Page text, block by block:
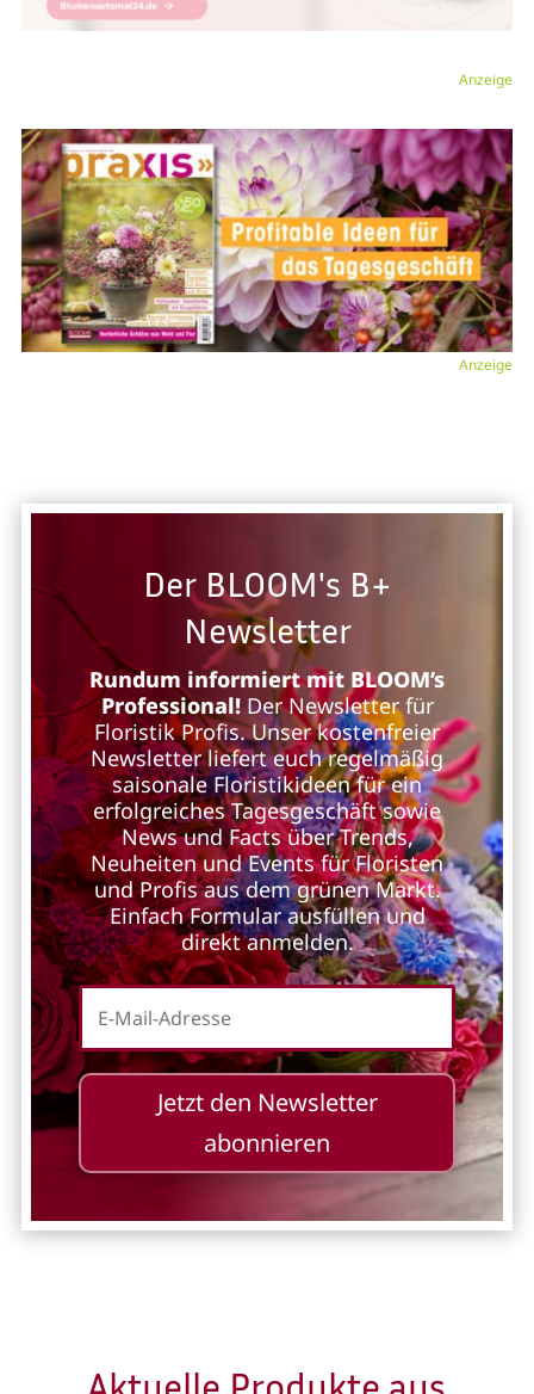
Anzeige
Anzeige
Der BLOOM's B+
Newsletter
Rundum informiert mit BLOOM’s
Professional!Der Newsletter für
Floristik Profis. Unser kostenfreier
Newsletter liefert euch regelmäßig
saisonale Floristikideen für ein
erfolgreiches Tagesgeschäft sowie
News und Facts über Trends,
Neuheiten und Events für Floristen
und Profis aus dem grünen Markt.
Einfach Formular ausfüllen und
direkt anmelden.
Jetzt den Newsletter
abonnieren